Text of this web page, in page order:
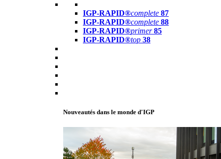
IGP-RAPID®complete 87
IGP-RAPID®complete 88
IGP-RAPID®primer 85
IGP-RAPID®top 38
Nouveautés dans le monde d'IGP